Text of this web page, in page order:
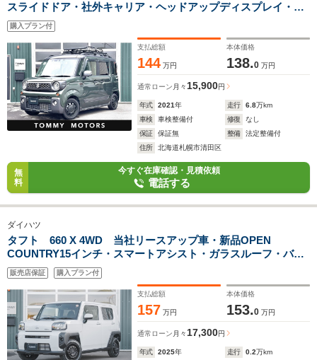
スライドドア・社外キャリア・ヘッドアップディスプレイ・ス
ズキセーフティサポート・全周囲カメラ・バックカメラ・障害
物センサー・アダプティブクルコン・社外エンジンスタータ
ー・ETC・スマートキー
購入プラン付
支払総額
144 万円
本体価格
138.0 万円
通常ローン 月々 15,900円
年式 2021年 走行 6.8万km
車検
車検整備付 修復
なし
保証
保証無 整備
法定整備付
住所
北海道札幌市清田区
無
料
今すぐ在庫確認・見積依頼
電話する
ダイハツ
タフト 660 X 4WD 当社リースアップ車・新品OPEN
COUNTRY15インチ・スマートアシスト・ガラスルーフ・バッ
クカメラ・障害物センサー・アダプティブクルーズコントロー
ル・衝突軽減ブレーキ
販売店保証 購入プラン付
支払総額
157 万円
本体価格
153.0 万円
通常ローン 月々 17,300円
年式 2025年 走行 0.2万km